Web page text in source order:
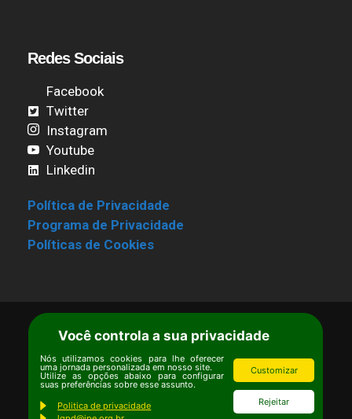
Redes Sociais
Facebook
Twitter
Instagram
Youtube
Linkedin
Política de Privacidade
Programa de Privacidade
Políticas de Cookies
Termos de Uso |Estatuto
Copyright © Ipê – Instituto de Pesquisas
Ecológicas.
Email:
ipe@ipe.org.br
Você controla a sua privacidade
Nós utilizamos cookies para lhe oferecer
uma jornada personalizada em nosso site.
Utilize as opções abaixo para configurar
suas preferências sobre esse assunto.
Politica de privacidade
Customizar
Rejeitar